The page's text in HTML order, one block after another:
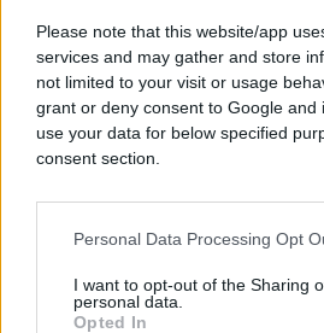
Please note that this website/app
services and may gather and store
not limited to your visit or usage
grant or deny consent to Google and
use your data for below specified
consent section.
Personal Data Processing Opt
I want to opt-out of the Sharing
personal data.
Opted In
uništena najmanje 42 aviona,
i F-35, bespilotne letjelice MQ-
avione A-10.
Vojni stručnjaci ističu da je
projektila kojima je
protuzračnu odbranu, Teheran
prema visokovrijednim